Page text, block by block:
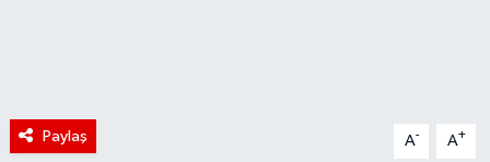
Paylaş A- A+